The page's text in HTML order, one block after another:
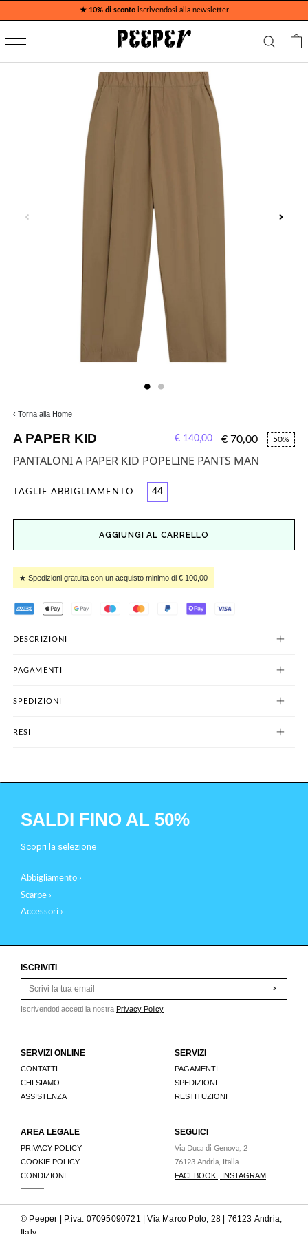
★ 10% di scontoiscrivendosi alla newsletter
‹ Torna alla Home
A PAPER KID € 140,00 € 70,00 50%
PANTALONI A PAPER KID POPELINE PANTS MAN
TAGLIE ABBIGLIAMENTO 44
AGGIUNGI AL CARRELLO
★ Spedizioni gratuita con un acquisto minimo di € 100,00
DESCRIZIONI
PAGAMENTI
SPEDIZIONI
RESI
SALDI FINO AL 50%
Scopri la selezione
Abbigliamento ›
Scarpe ›
Accessori ›
ISCRIVITI
>
Iscrivendoti accetti la nostra Privacy Policy
SERVIZI ONLINE
CONTATTI
CHI SIAMO
ASSISTENZA
SERVIZI
PAGAMENTI
SPEDIZIONI
RESTITUZIONI
AREA LEGALE
PRIVACY POLICY
COOKIE POLICY
CONDIZIONI
SEGUICI
Via Duca di Genova, 2
76123 Andria, Italia
FACEBOOK INSTAGRAM
© Peeper | P.iva: 07095090721 | Via Marco Polo, 28 | 76123 Andria,